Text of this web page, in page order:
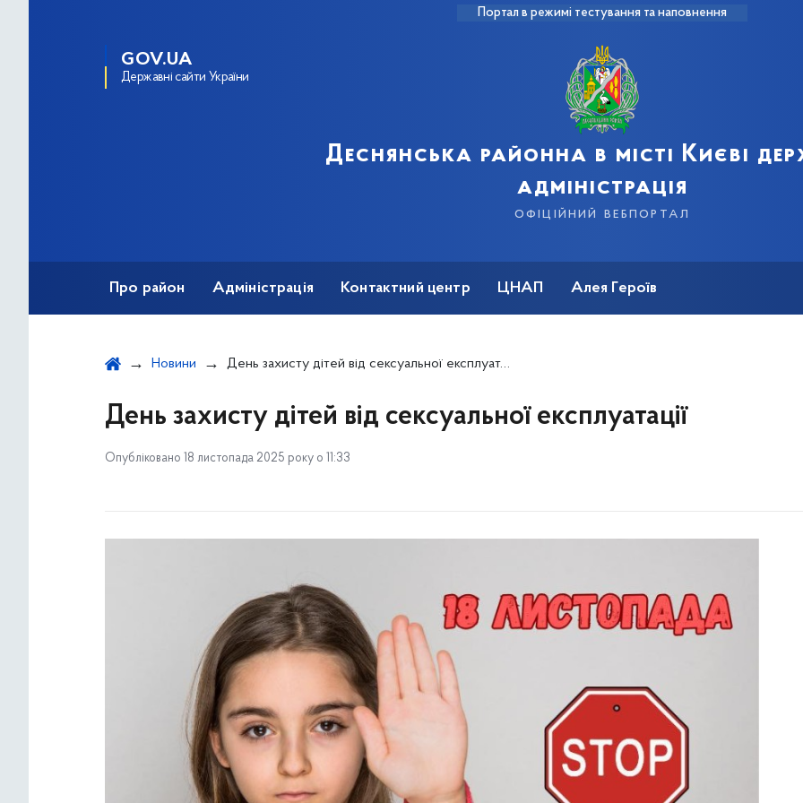
Портал в режимі тестування та наповнення
GOV.UA
Державні сайти України
Деснянська районна в місті Києві
адміністрація
офіційний вебпортал
Про район Адміністрація Контактний центр ЦНАП Алея Героїв
Новини День захисту дітей від сексуальної експлуатації
День захисту дітей від сексуальної експлуатації
Опубліковано 18 листопада 2025 року о 11:33